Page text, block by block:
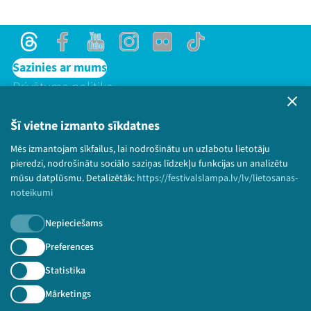
Šī vietne izmanto sīkdatnes
Mēs izmantojam sīkfailus, lai nodrošinātu un uzlabotu lietotāju
pieredzi, nodrošinātu sociālo saziņas līdzekļu funkcijas un analizētu
mūsu datplūsmu. Detalizētāk: https://festivalslampa.lv/lv/lietosanas-
noteikumi
Nepieciešams
Preferences
Statistika
Mārketings
ThreadsFacebookYoutube
X Instagram
Flick TikTok
ThreadsFacebookYoutubeInstagram
Flick TikTok
Sazinies ar mums
Privātuma politika
Bērnu aizsardzības politika
© 2026 Sarunu festivāls LAMPA Visas tiesības
paturētas.
Piesakies jaunumiem!
Nepalaid garām aktuālāko informāciju!